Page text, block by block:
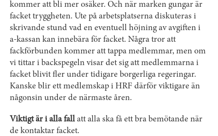
kommer att bli mer osäker. Och när marken gungar är
facket tryggheten. Ute på arbetsplatserna diskuteras i
skrivande stund vad en eventuell höjning av avgiften i
a-kassan kan innebära för facket. Några tror att
fackförbunden kommer att tappa medlemmar, men om
vi tittar i backspegeln visar det sig att medlemmarna i
facket blivit fler under tidigare borgerliga regeringar.
Kanske blir ett medlemskap i HRF därför viktigare än
någonsin under de närmaste åren.
Viktigt är i alla fall att alla ska få ett bra bemötande när
de kontaktar facket.